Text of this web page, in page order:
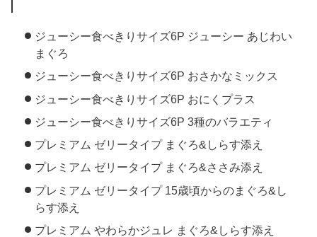
ジューシー食べきりサイズ6P ジューシー あじわい
まぐろ
ジューシー食べきりサイズ6P おさかなミックス
ジューシー食べきりサイズ6P おにくプラス
ジューシー食べきりサイズ6P 3種のバラエティ
プレミアム ゼリータイプ まぐろ&しらす添え
プレミアム ゼリータイプ まぐろ&ささみ添え
プレミアム ゼリータイプ 15歳頃からのまぐろ&し
らす添え
プレミアム やわらかジュレ まぐろ&しらす添え